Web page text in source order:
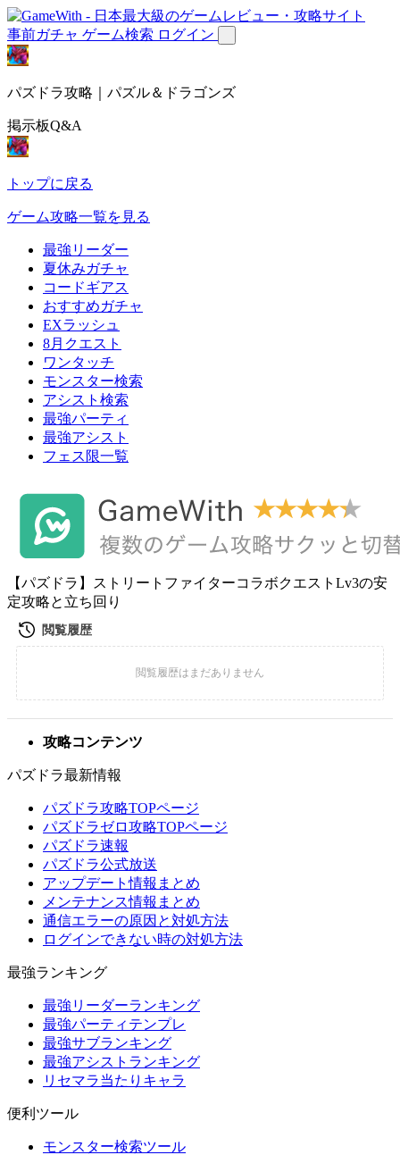
事前ガチャ ゲーム検索 ログイン
パズドラ攻略｜パズル＆ドラゴンズ
掲示板Q&A
トップに戻る
ゲーム攻略一覧を見る
最強リーダー
夏休みガチャ
コードギアス
おすすめガチャ
EXラッシュ
8月クエスト
ワンタッチ
モンスター検索
アシスト検索
最強パーティ
最強アシスト
フェス限一覧
【パズドラ】ストリートファイターコラボクエストLv3の安
定攻略と立ち回り
攻略コンテンツ
パズドラ最新情報
パズドラ攻略TOPページ
パズドラゼロ攻略TOPページ
パズドラ速報
パズドラ公式放送
アップデート情報まとめ
メンテナンス情報まとめ
通信エラーの原因と対処方法
ログインできない時の対処方法
最強ランキング
最強リーダーランキング
最強パーティテンプレ
最強サブランキング
最強アシストランキング
リセマラ当たりキャラ
便利ツール
モンスター検索ツール